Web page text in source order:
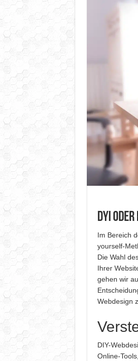
DYI
Im Bereich
yourself-
Die Wahl
Ihrer
gehen wir
Webdesign
DIY-
Online-